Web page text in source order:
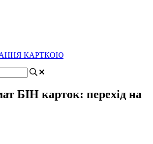
КАРТКОЮ
БІН карток: перехід на